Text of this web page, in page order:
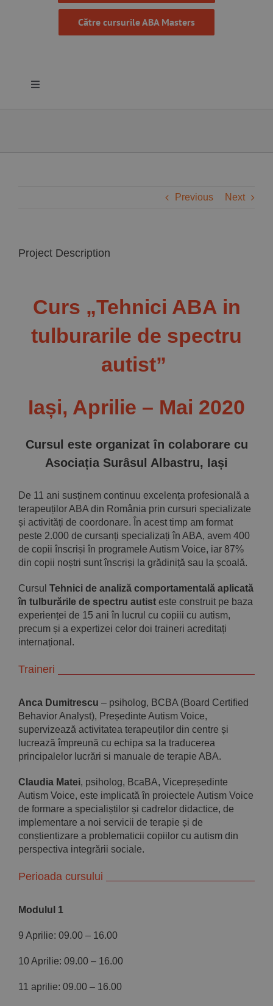
Către cursurile ABA Masters
Toggle
Magazin
Previous Next
Project Description
Curs „Tehnici ABA in
tulburarile de spectru
autist”
Iași, Aprilie – Mai 2020
Cursul este organizat în colaborare cu
Asociația Surâsul Albastru, Iași
De 11 ani susținem continuu excelența profesională a
terapeuților ABA din România prin cursuri specializate
și activități de coordonare. În acest timp am format
peste 2.000 de cursanți specializați în ABA, avem 400
de copii înscriși în programele Autism Voice, iar 87%
din copii noștri sunt înscriși la grădiniță sau la școală.
Cursul Tehnici de analiză comportamentală aplicată
în tulburările de spectru autist este construit pe baza
experienței de 15 ani în lucrul cu copiii cu autism,
precum și a expertizei celor doi traineri acreditați
internațional.
Traineri
Anca Dumitrescu – psiholog, BCBA (Board Certified
Behavior Analyst), Președinte Autism Voice,
supervizează activitatea terapeuților din centre și
lucrează împreună cu echipa sa la traducerea
principalelor lucrări si manuale de terapie ABA.
Claudia Matei, psiholog, BcaBA, Vicepreședinte
Autism Voice, este implicată în proiectele Autism Voice
de formare a specialiștilor și cadrelor didactice, de
implementare a noi servicii de terapie și de
conștientizare a problematicii copiilor cu autism din
perspectiva integrării sociale.
Perioada cursului
Modulul 1
9 Aprilie: 09.00 – 16.00
10 Aprilie: 09.00 – 16.00
11 aprilie: 09.00 – 16.00